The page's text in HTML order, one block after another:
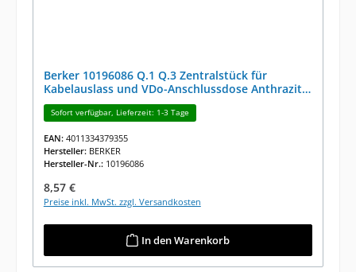
Berker 10196086 Q.1 Q.3 Zentralstück für
Kabelauslass und VDo-Anschlussdose Anthrazit
Samt
Sofort verfügbar, Lieferzeit: 1-3 Tage
EAN: 4011334379355
Hersteller: BERKER
Hersteller-Nr.: 10196086
Regulärer Preis:
8,57 €
Preise inkl. MwSt. zzgl. Versandkosten
In den Warenkorb